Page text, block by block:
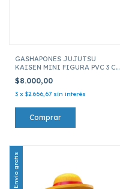
GASHAPONES JUJUTSU
KAISEN MINI FIGURA PVC 3 CM
$8.000,00
3 x $2.666,67 sin interés
Envío gratis